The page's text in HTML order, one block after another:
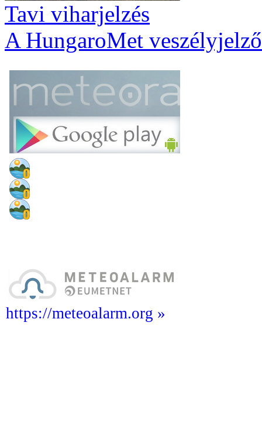
Tavi viharjelzés
A HungaroMet
https://meteoalarm.org »